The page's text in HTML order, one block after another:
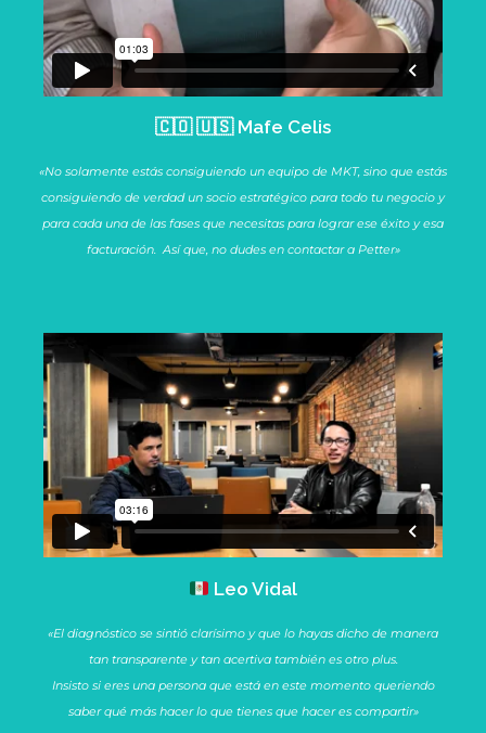
🇨🇴 🇺🇸 Mafe Celis
«No solamente estás consiguiendo un equipo de MKT, sino que estás
consiguiendo de verdad un socio estratégico para todo tu negocio y
para cada una de las fases que necesitas para lograr ese éxito y esa
facturación. Así que, no dudes en contactar a Petter»
Leo Vidal
«El diagnóstico se sintió clarísimo y que lo hayas dicho de manera
tan transparente y tan acertiva también es otro plus.
Insisto si eres una persona que está en este momento queriendo
saber qué más hacer lo que tienes que hacer es compartir»